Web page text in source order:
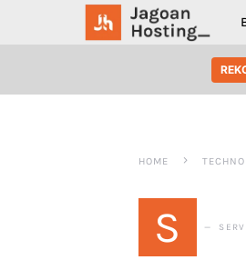
SEARCH FOR:
HOME
S